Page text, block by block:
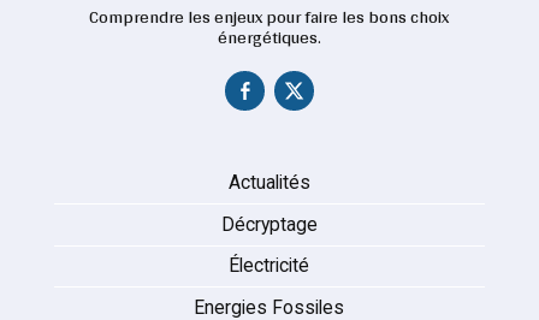
Comprendre les enjeux pour faire les bons choix
énergétiques.
Actualités
Décryptage
Électricité
Energies Fossiles